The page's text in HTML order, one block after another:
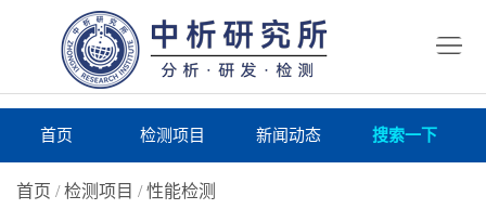
首页 检测项目 新闻动态 搜索一下
首页 /检测项目 /性能检测